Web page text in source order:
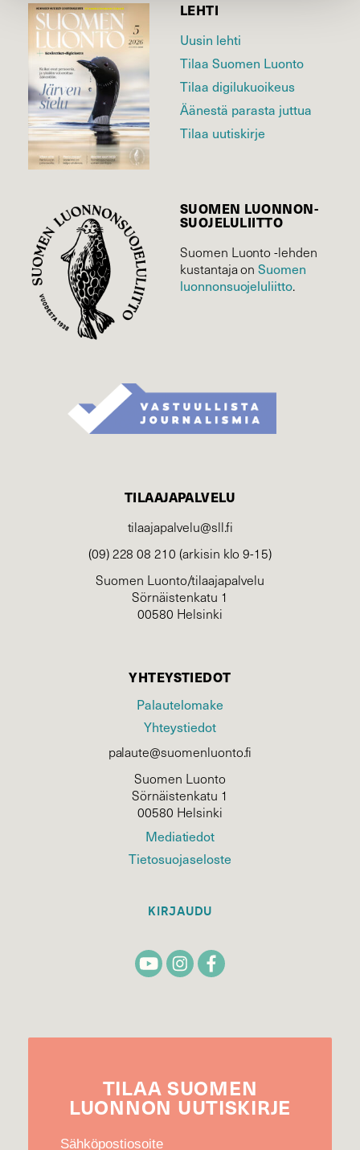
LEHTI
Uusin lehti
Tilaa Suomen Luonto
Tilaa digilukuoikeus
Äänestä parasta juttua
Tilaa uutiskirje
SUOMEN LUONNON­
SUOJELU­LIITTO
Suomen Luonto -lehden
kustantaja onSuomen
luonnonsuojelu­liitto.
TILAAJAPALVELU
tilaajapalvelu@sll.fi
(09) 228 08 210 (arkisin klo 9-15)
Suomen Luonto/tilaajapalvelu
Sörnäistenkatu 1
00580 Helsinki
YHTEYSTIEDOT
Palautelomake
Yhteystiedot
palaute@suomenluonto.fi
Suomen Luonto
Sörnäistenkatu 1
00580 Helsinki
Mediatiedot
Tietosuojaseloste
KIRJAUDU
TILAA SUOMEN
LUONNON UUTIS­KIRJE
Sähköpostiosoite